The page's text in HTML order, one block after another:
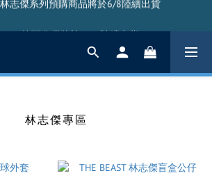
搖頭公仔將於5/20陸續出貨
林志傑系列預購商品將於6/8陸續出貨
林志傑專區